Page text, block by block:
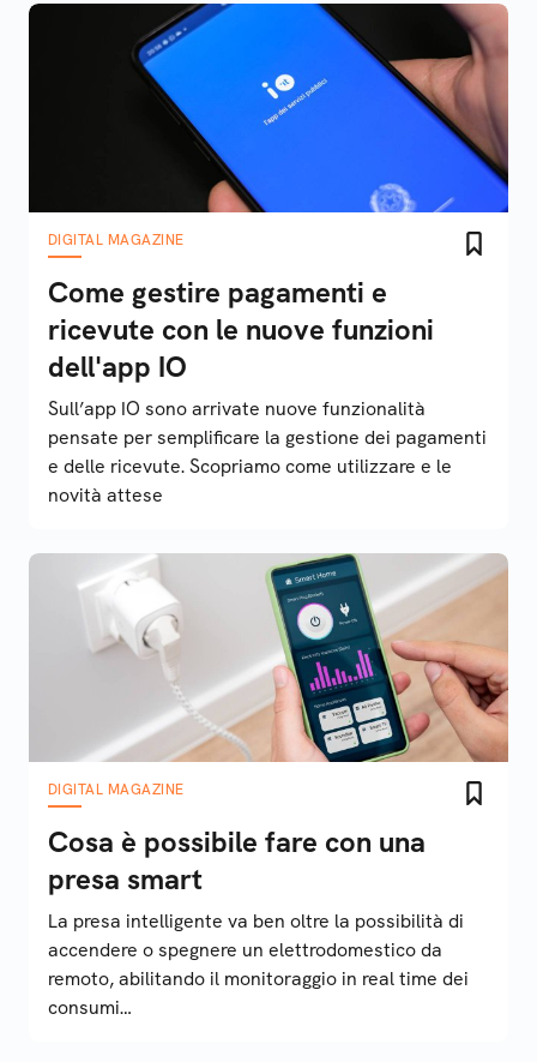
DIGITAL MAGAZINE
Come gestire pagamenti e
ricevute con le nuove funzioni
dell'app IO
Sull’app IO sono arrivate nuove funzionalità
pensate per semplificare la gestione dei pagamenti
e delle ricevute. Scopriamo come utilizzare e le
novità attese
DIGITAL MAGAZINE
Cosa è possibile fare con una
presa smart
La presa intelligente va ben oltre la possibilità di
accendere o spegnere un elettrodomestico da
remoto, abilitando il monitoraggio in real time dei
consumi…